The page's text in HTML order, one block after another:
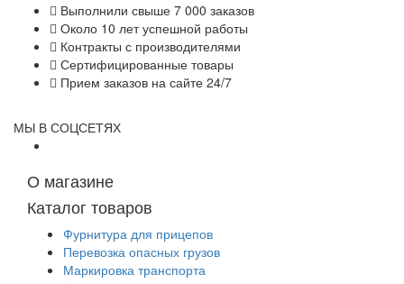
Выполнили свыше 7 000 заказов
Около 10 лет успешной работы
Контракты с производителями
Сертифицированные товары
Прием заказов на сайте 24/7
МЫ В СОЦСЕТЯХ
О магазине
Каталог товаров
Фурнитура для прицепов
Перевозка опасных грузов
Маркировка транспорта